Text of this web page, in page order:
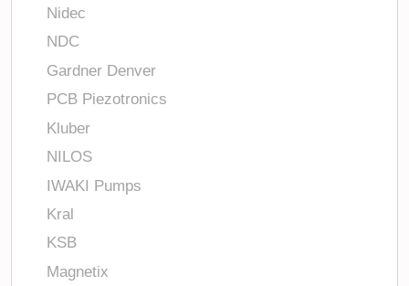
Nidec
NDC
Gardner Denver
PCB Piezotronics
Kluber
NILOS
IWAKI Pumps
Kral
KSB
Magnetix